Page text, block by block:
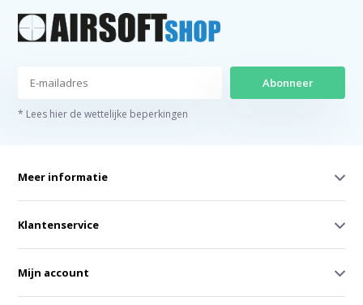
Abonneer
* Lees hier de wettelijke beperkingen
Meer informatie
Klantenservice
Mijn account